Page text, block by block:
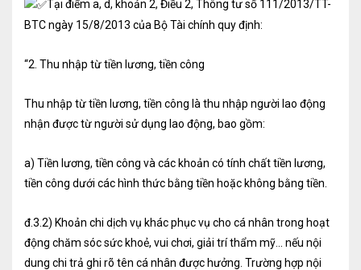
Làm thủ tục về thuế trọn gói
Lập hồ sơ ban đầu
Hoàn thuế
Dịch vụ Đại lý thuế khác
Dịch vụ Kế toán
Tại điểm a, d, khoản 2, Điều 2, Thông tư số 111/2013/TT-
BTC ngày 15/8/2013 của Bộ Tài chính quy định:
“2. Thu nhập từ tiền lương, tiền công
Thu nhập từ tiền lương, tiền công là thu nhập người lao động
nhận được từ người sử dụng lao động, bao gồm:
a) Tiền lương, tiền công và các khoản có tính chất tiền lương,
tiền công dưới các hình thức bằng tiền hoặc không bằng tiền.
đ.3.2) Khoản chi dịch vụ khác phục vụ cho cá nhân trong hoạt
động chăm sóc sức khoẻ, vui chơi, giải trí thẩm mỹ... nếu nội
dung chi trả ghi rõ tên cá nhân được hưởng. Trường hợp nội